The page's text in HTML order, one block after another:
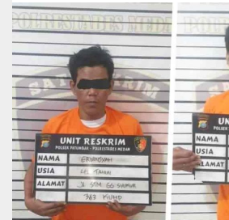
t
u
m
b
a
k
T
e
m
b
a
k
2
R
e